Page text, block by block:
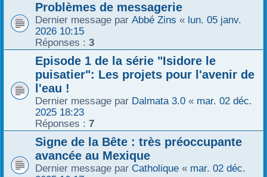
Problèmes de messagerie
Dernier message par Abbé Zins « lun. 05 janv.
2026 10:15
Réponses : 3
Episode 1 de la série "Isidore le
puisatier": Les projets pour l'avenir de
l'eau !
Dernier message par Dalmata 3.0 « mar. 02 déc.
2025 18:23
Réponses : 7
Signe de la Bête : très préoccupante
avancée au Mexique
Dernier message par Catholique « mar. 02 déc.